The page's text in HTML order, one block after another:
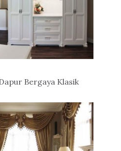
Bergaya Klasik